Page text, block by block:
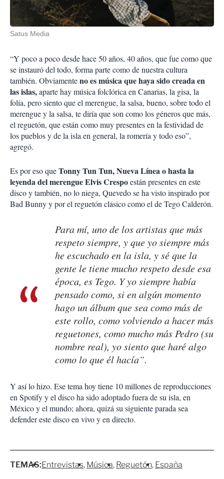
Satus Media
“Y poco a poco desde hace 50 años, 40 años, que fue como que
se instauró del todo, forma parte como de nuestra cultura
también. Obviamenteno es música que haya sido creada en
las islas,aparte hay música folclórica en Canarias, la gisa, la
folía, pero siento que el merengue, la salsa, bueno, sobre todo el
merengue y la salsa, te diría que son como los géneros que más,
el reguetón, que están como muy presentes en la festividad de
los pueblos y de la isla en general, la romería y todo eso”,
agregó.
Es por eso queTonny Tun Tun, Nueva Línea o hasta la
leyenda del merengue Elvis Crespoestán presentes en este
disco y también, no lo niega, Quevedo se ha visto inspirado por
Bad Bunny y por el reguetón clásico como el de Tego Calderón.
Para mí, uno de los artistas que más
respeto siempre, y que yo siempre más
he escuchado en la isla, y sé que la
gente le tiene mucho respeto desde esa
época, es Tego. Y yo siempre había
pensado como, si en algún momento
hago un álbum que sea como más de
este rollo, como volviendo a hacer más
reguetones, como mucho más Pedro (su
nombre real), yo siento que haré algo
como lo que él hacía”.
Y así lo hizo. Ese tema hoy tiene 10 millones de reproducciones
en Spotify y el disco ha sido adoptado fuera de su isla, en
México y el mundo; ahora, quizá su siguiente parada sea
defender este disco en vivo y en directo.
TEMAS:Entrevistas Música Reguetón España